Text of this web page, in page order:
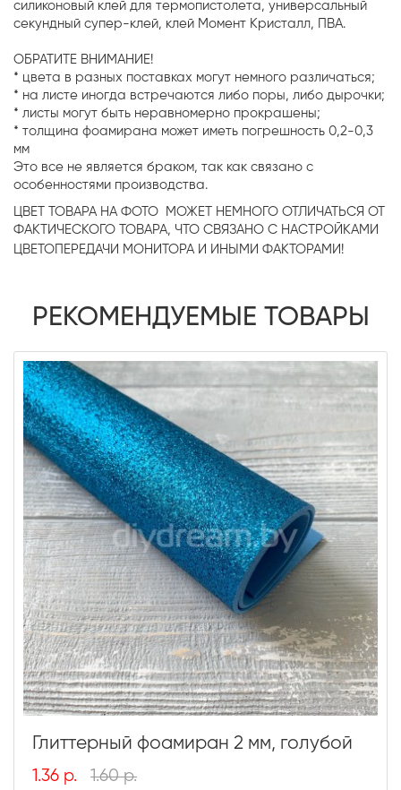
силиконовый клей для термопистолета, универсальный
секундный супер-клей, клей Момент Кристалл, ПВА.
ОБРАТИТЕ ВНИМАНИЕ!
* цвета в разных поставках могут немного различаться;
* на листе иногда встречаются либо поры, либо дырочки;
* листы могут быть неравномерно прокрашены;
* толщина фоамирана может иметь погрешность 0,2-0,3
мм
Это все не является браком, так как связано с
особенностями производства.
ЦВЕТ ТОВАРА НА ФОТО МОЖЕТ НЕМНОГО ОТЛИЧАТЬСЯ ОТ
ФАКТИЧЕСКОГО ТОВАРА, ЧТО СВЯЗАНО С НАСТРОЙКАМИ
ЦВЕТОПЕРЕДАЧИ МОНИТОРА И ИНЫМИ ФАКТОРАМИ!
РЕКОМЕНДУЕМЫЕ ТОВАРЫ
Глиттерный фоамиран 2 мм, голубой
1.36 р. 1.60 р.